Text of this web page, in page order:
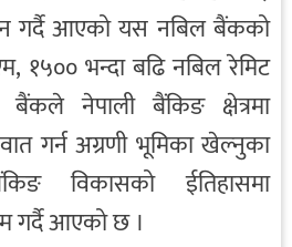
गर्दै आएको यस नबिल बैंकको
१५०० भन्दा बढि नबिल रेमिट
नेपाली बैंकिङ क्षेत्रमा
गर्न अग्रणी भूमिका खेल्नुका
विकासको ईतिहासमा
गर्दै आएको छ ।